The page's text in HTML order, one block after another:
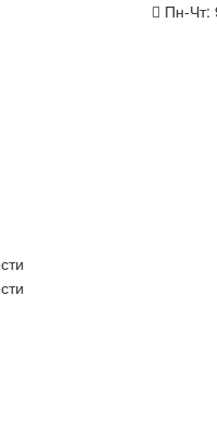
Пн-Чт: